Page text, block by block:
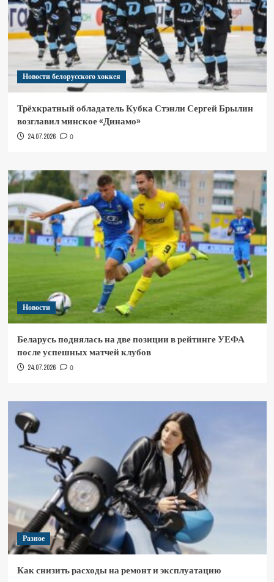
Новости белорусского хоккея
Трёхкратный обладатель Кубка Стэнли Сергей Брылин
возглавил минское «Динамо»
24.07.2026 0
Новости
Беларусь поднялась на две позиции в рейтинге УЕФА
после успешных матчей клубов
24.07.2026 0
Разное
Как снизить расходы на ремонт и эксплуатацию